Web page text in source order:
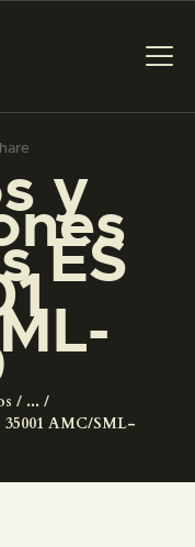
y
ES
...
35001 AMC/SML-